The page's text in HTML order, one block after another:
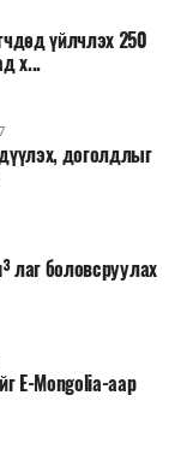
үйлчлэх 250
х...
доголдлыг
лаг боловсруулах
E-Mongolia-аар